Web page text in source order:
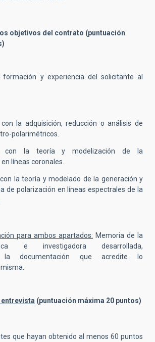
objetivos del contrato (puntuación
formación y experiencia del solicitante al
con la adquisición, reducción o análisis de
polarimétricos.
con la teoría y modelización de la
líneas coronales.
la teoría y modelado de la generación y
de polarización en líneas espectrales de la
para ambos apartados: Memoria de la
e investigadora desarrollada,
la documentación que acredite lo
(puntuación máxima 20 puntos)
que hayan obtenido al menos 60 puntos